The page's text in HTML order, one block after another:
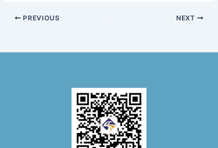
PREVIOUS NEXT